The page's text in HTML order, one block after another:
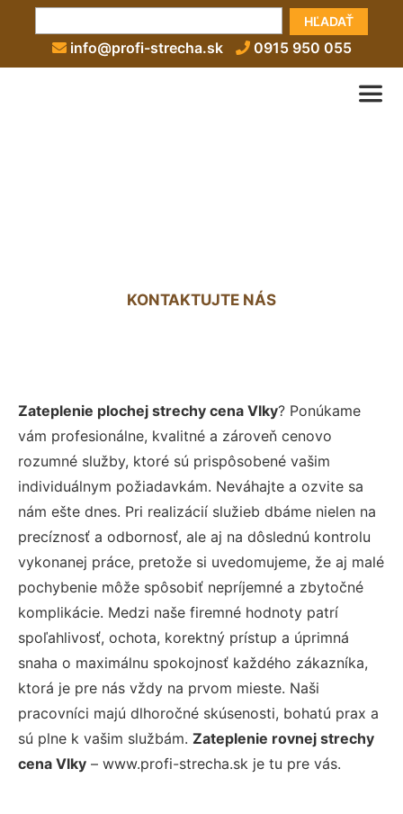
HĽADAŤ
info@profi-strecha.sk 0915 950 055
KONTAKTUJTE NÁS
Zateplenie plochej strechy cena Vlky? Ponúkame
vám profesionálne, kvalitné a zároveň cenovo
rozumné služby, ktoré sú prispôsobené vašim
individuálnym požiadavkám. Neváhajte a ozvite sa
nám ešte dnes. Pri realizácií služieb dbáme nielen na
precíznosť a odbornosť, ale aj na dôslednú kontrolu
vykonanej práce, pretože si uvedomujeme, že aj malé
pochybenie môže spôsobiť nepríjemné a zbytočné
komplikácie. Medzi naše firemné hodnoty patrí
spoľahlivosť, ochota, korektný prístup a úprimná
snaha o maximálnu spokojnosť každého zákazníka,
ktorá je pre nás vždy na prvom mieste. Naši
pracovníci majú dlhoročné skúsenosti, bohatú prax a
sú plne k vašim službám. Zateplenie rovnej strechy
cena Vlky – www.profi-strecha.sk je tu pre vás.